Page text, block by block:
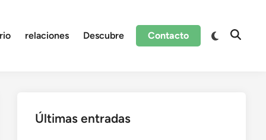
relaciones Descubre Contacto
Cambiar
Abrir
Últimas entradas